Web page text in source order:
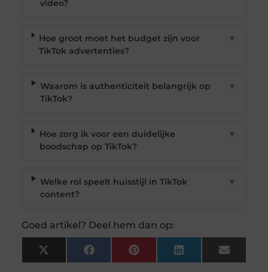
video?
Hoe groot moet het budget zijn voor
TikTok advertenties?
▼
Waarom is authenticiteit belangrijk op
TikTok?
▼
Hoe zorg ik voor een duidelijke
boodschap op TikTok?
▼
Welke rol speelt huisstijl in TikTok
content?
▼
Goed artikel? Deel hem dan op:
X
(Twitter)
FacebookPinterest LinkedIn Email